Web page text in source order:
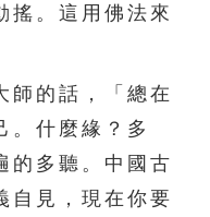
搖。這用佛法來
的話，「總在
。什麼緣？多
的多聽。中國古
自見，現在你要